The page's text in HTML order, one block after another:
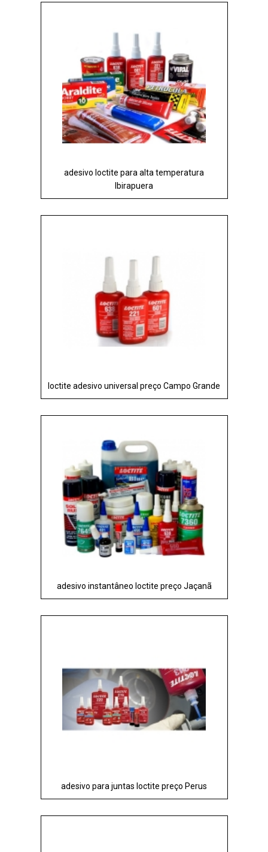
adesivo loctite para alta temperatura
Ibirapuera
loctite adesivo universal preço Campo Grande
adesivo instantâneo loctite preço Jaçanã
adesivo para juntas loctite preço Perus